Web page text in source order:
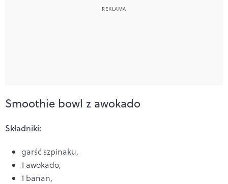
Smoothie bowl z awokado
Składniki:
garść szpinaku,
1 awokado,
1 banan,